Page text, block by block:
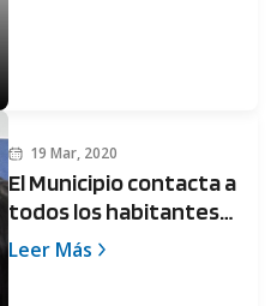
19 Mar, 2020
El Municipio contacta a
todos los habitantes
que hayan estado en
Leer Más